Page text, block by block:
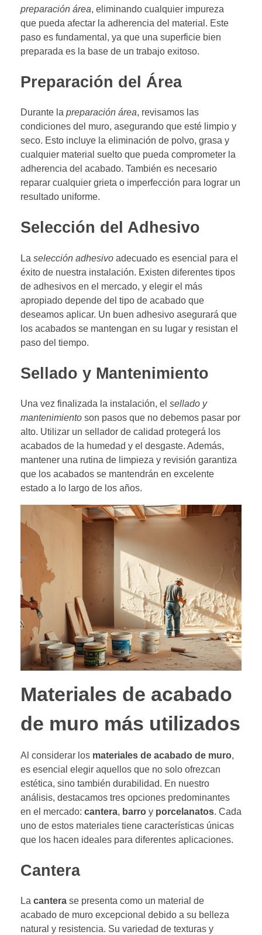
preparación área, eliminando cualquier impureza
que pueda afectar la adherencia del material. Este
paso es fundamental, ya que una superficie bien
preparada es la base de un trabajo exitoso.
Preparación del Área
Durante la preparación área, revisamos las
condiciones del muro, asegurando que esté limpio y
seco. Esto incluye la eliminación de polvo, grasa y
cualquier material suelto que pueda comprometer la
adherencia del acabado. También es necesario
reparar cualquier grieta o imperfección para lograr un
resultado uniforme.
Selección del Adhesivo
La selección adhesivo adecuado es esencial para el
éxito de nuestra instalación. Existen diferentes tipos
de adhesivos en el mercado, y elegir el más
apropiado depende del tipo de acabado que
deseamos aplicar. Un buen adhesivo asegurará que
los acabados se mantengan en su lugar y resistan el
paso del tiempo.
Sellado y Mantenimiento
Una vez finalizada la instalación, el sellado y
mantenimiento son pasos que no debemos pasar por
alto. Utilizar un sellador de calidad protegerá los
acabados de la humedad y el desgaste. Además,
mantener una rutina de limpieza y revisión garantiza
que los acabados se mantendrán en excelente
estado a lo largo de los años.
Materiales de acabado
de muro más utilizados
Al considerar los materiales de acabado de muro,
es esencial elegir aquellos que no solo ofrezcan
estética, sino también durabilidad. En nuestro
análisis, destacamos tres opciones predominantes
en el mercado: cantera, barro y porcelanatos. Cada
uno de estos materiales tiene características únicas
que los hacen ideales para diferentes aplicaciones.
Cantera
La cantera se presenta como un material de
acabado de muro excepcional debido a su belleza
natural y resistencia. Su variedad de texturas y